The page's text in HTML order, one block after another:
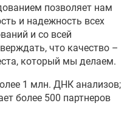
позволяет нам
и надежность всех
и со всей
что качество –
который мы делаем.
1 млн. ДНК анализов;
более 500 партнеров